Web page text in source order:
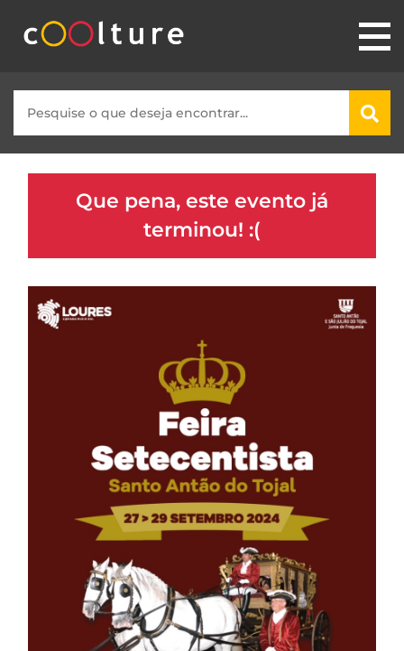
Que pena, este evento já
terminou! :(